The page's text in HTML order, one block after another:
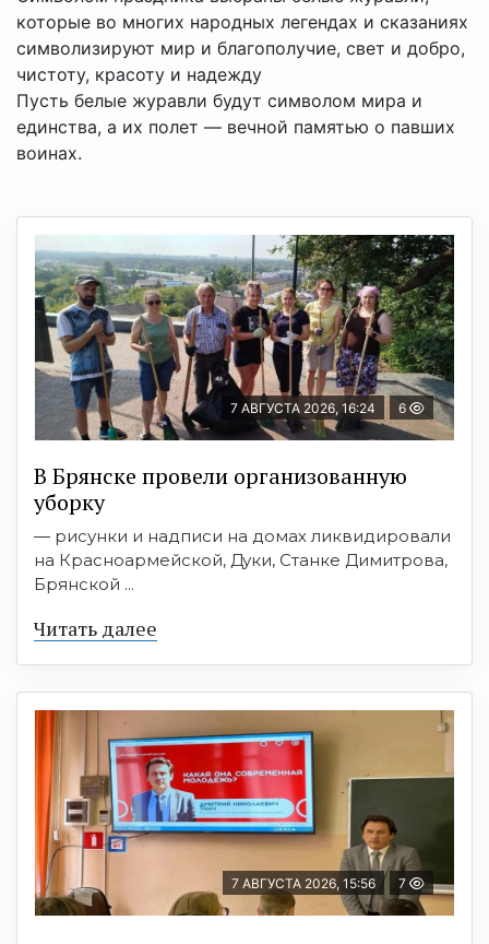
которые во многих народных легендах и сказаниях
символизируют мир и благополучие, свет и добро,
чистоту, красоту и надежду
Пусть белые журавли будут символом мира и
единства, а их полет — вечной памятью о павших
воинах.
7 АВГУСТА 2026, 16:24 6
В Брянске провели организованную
уборку
— рисунки и надписи на домах ликвидировали
на Красноармейской, Дуки, Станке Димитрова,
Брянской ...
Читать далее
7 АВГУСТА 2026, 15:56 7